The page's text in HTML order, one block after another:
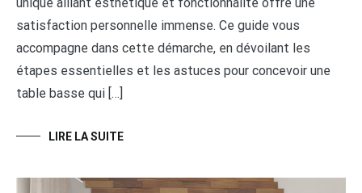
satisfaction personnelle immense. Ce guide vous
accompagne dans cette démarche, en dévoilant les
étapes essentielles et les astuces pour concevoir une
table basse qui […]
LIRE LA SUITE